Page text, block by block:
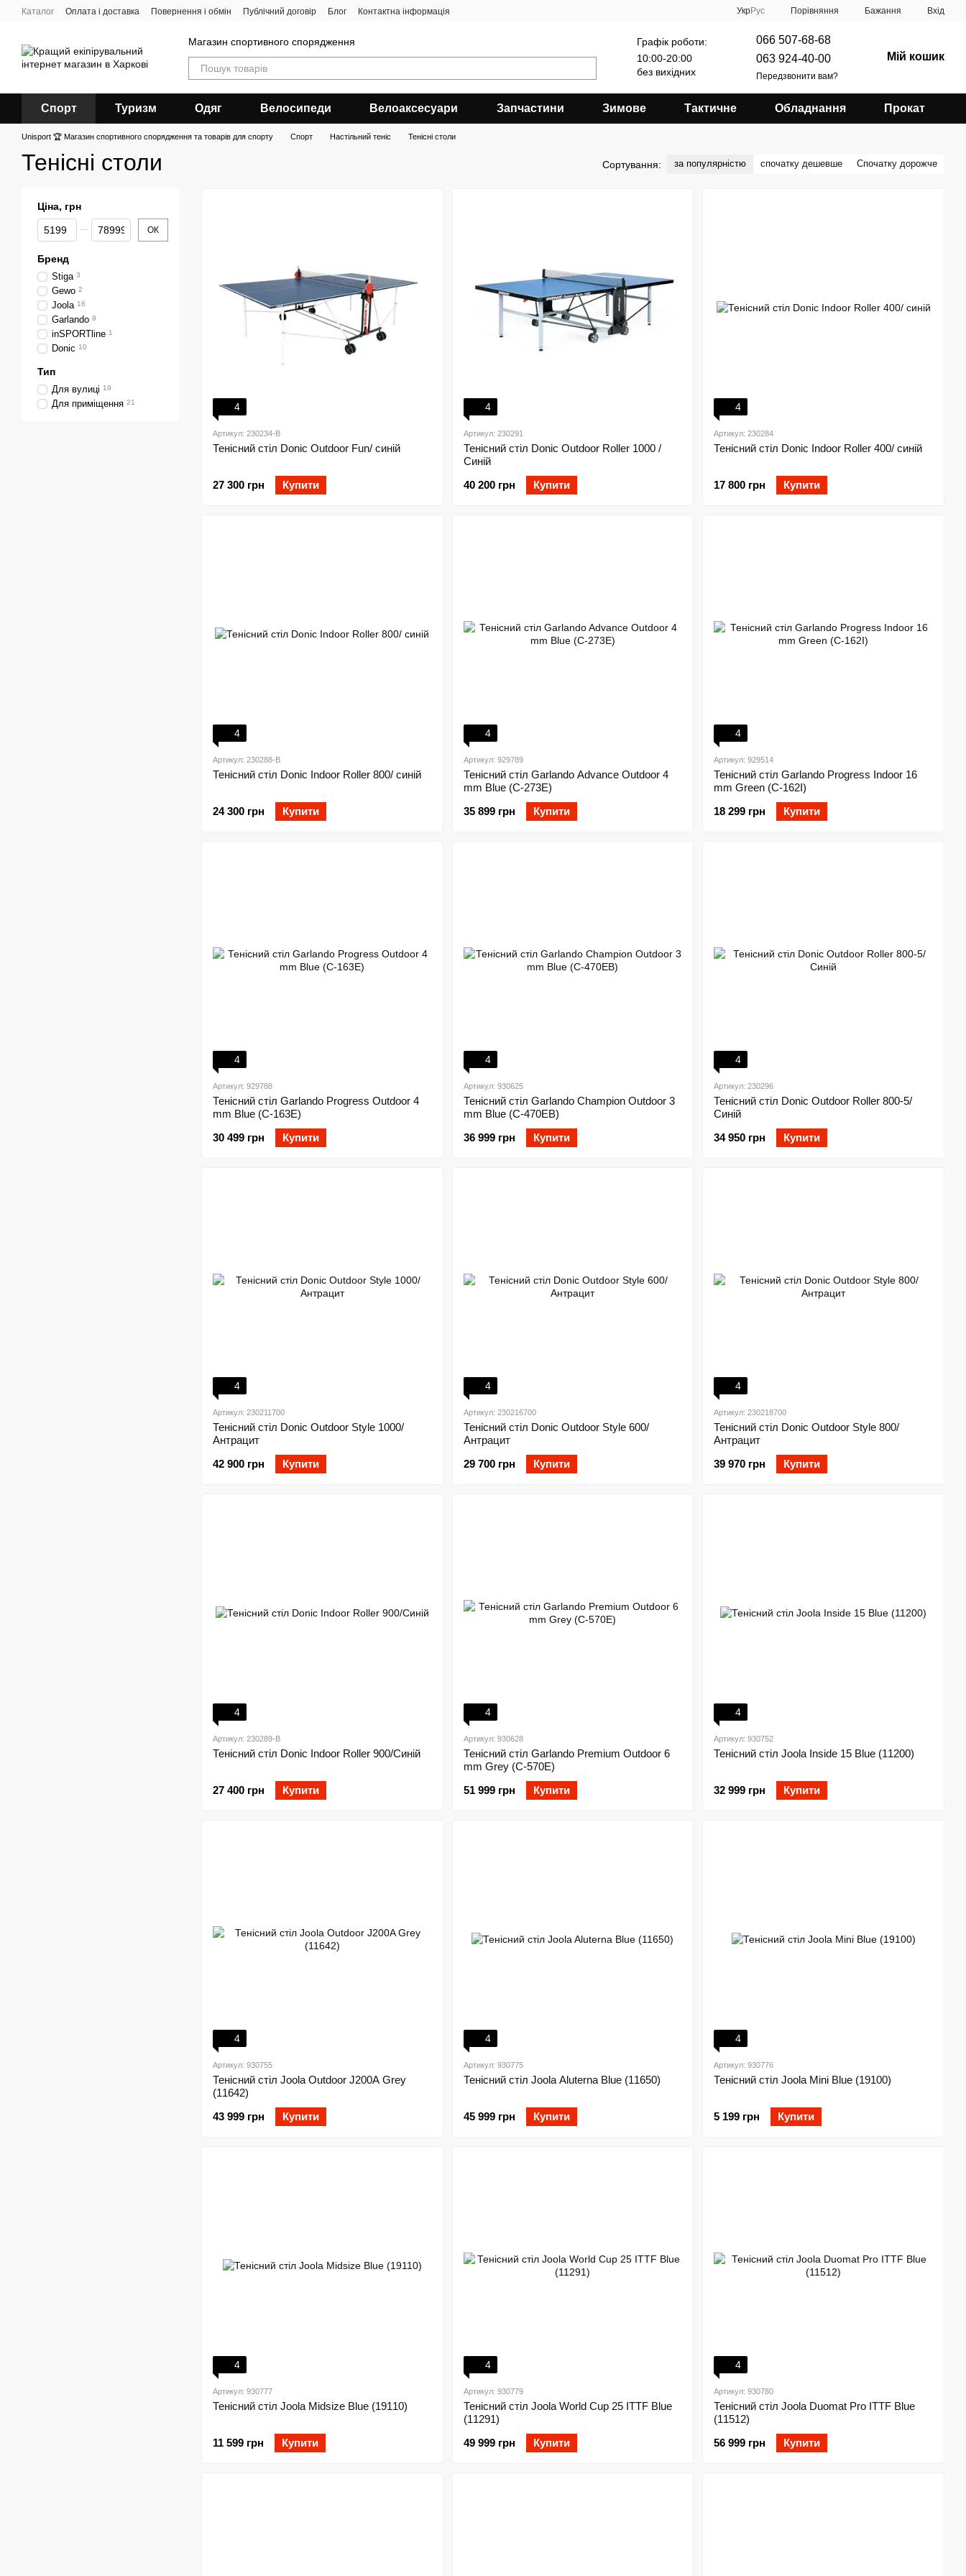
Перейти до основного контенту
Каталог Оплата і доставка Повернення і обмін Публічний договір Блог Контактна інформація УкрРус Порівняння Бажання Вхід
Магазин спортивного спорядження
Графік роботи:
10:00-20:00
без вихідних
066 507-68-68
063 924-40-00
Передзвонити вам?
Мій кошик
Спорт Туризм Одяг Велосипеди Велоаксесуари Запчастини Зимове Тактичне Обладнання Прокат
Unisport 🏆 Магазин спортивного спорядження та товарів для спорту Спорт Настільний теніс Тенісні столи
Тенісні столи Сортування: за популярністю спочатку дешевше Спочатку дорожче
4
Артикул: 230234-B
Тенісний стіл Donic Outdoor Fun/ синій
27 300 грн Купити
4
Артикул: 230291
Тенісний стіл Donic Outdoor Roller 1000 /
Синій
40 200 грн
Купити
4
Артикул: 230284
Тенісний стіл Donic Indoor Roller 400/ синій
17 800 грн Купити
4
Артикул: 230288-B
Тенісний стіл Donic Indoor Roller 800/ синій
24 300 грн Купити
4
Артикул: 929789
Тенісний стіл Garlando Advance Outdoor 4
mm Blue (C-273E)
35 899 грн
Купити
4
Артикул: 929514
Тенісний стіл Garlando Progress Indoor 16
mm Green (C-162I)
18 299 грн
Купити
4
Артикул: 929788
Тенісний стіл Garlando Progress Outdoor 4
mm Blue (C-163E)
30 499 грн
Купити
4
Артикул: 930625
Тенісний стіл Garlando Champion Outdoor 3
mm Blue (C-470EB)
36 999 грн
Купити
4
Артикул: 230296
Тенісний стіл Donic Outdoor Roller 800-5/
Синій
34 950 грн
Купити
4
Артикул: 230211700
Тенісний стіл Donic Outdoor Style 1000/
Антрацит
42 900 грн
Купити
4
Артикул: 230216700
Тенісний стіл Donic Outdoor Style 600/
Антрацит
29 700 грн
Купити
4
Артикул: 230218700
Тенісний стіл Donic Outdoor Style 800/
Антрацит
39 970 грн
Купити
4
Артикул: 230289-B
Тенісний стіл Donic Indoor Roller 900/Синій
27 400 грн Купити
4
Артикул: 930628
Тенісний стіл Garlando Premium Outdoor 6
mm Grey (C-570E)
51 999 грн
Купити
4
Артикул: 930752
Тенісний стіл Joola Inside 15 Blue (11200)
32 999 грн Купити
4
Артикул: 930755
Тенісний стіл Joola Outdoor J200A Grey
(11642)
43 999 грн
Купити
4
Артикул: 930775
Тенісний стіл Joola Aluterna Blue (11650)
45 999 грн Купити
4
Артикул: 930776
Тенісний стіл Joola Mini Blue (19100)
5 199 грн Купити
4
Артикул: 930777
Тенісний стіл Joola Midsize Blue (19110)
11 599 грн Купити
4
Артикул: 930779
Тенісний стіл Joola World Cup 25 ITTF Blue
(11291)
49 999 грн
Купити
4
Артикул: 930780
Тенісний стіл Joola Duomat Pro ITTF Blue
(11512)
56 999 грн
Купити
Ціна, грн
Від Ціна, грн
До Ціна, грн ОК
Бренд
Stiga 3
Gewo 2
Joola 16
Garlando 9
inSPORTline 1
Donic 10
Тип
Для вулиці 19
Для приміщення 21